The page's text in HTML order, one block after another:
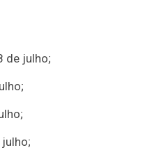
de julho;